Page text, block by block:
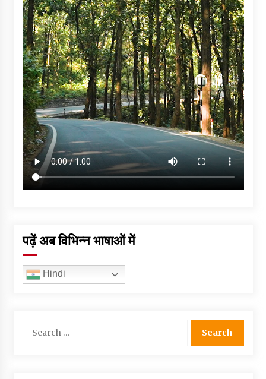
पढ़ें अब विभिन्न भाषाओं में
Hindi
for: